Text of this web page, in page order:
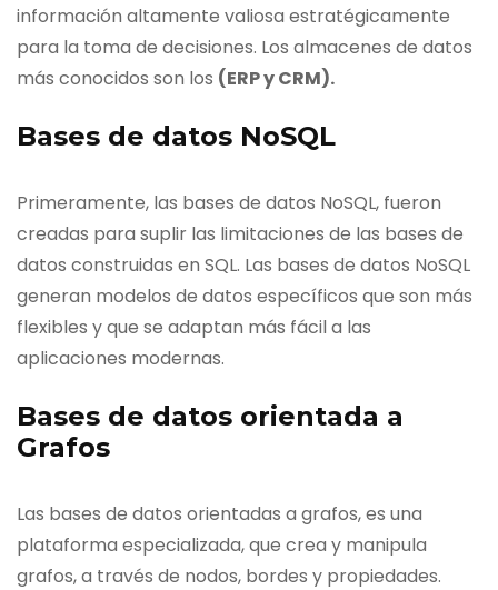
información altamente valiosa estratégicamente
para la toma de decisiones. Los almacenes de datos
más conocidos son los (ERP y CRM).
Bases de datos NoSQL
Primeramente, las bases de datos NoSQL, fueron
creadas para suplir las limitaciones de las bases de
datos construidas en SQL. Las bases de datos NoSQL
generan modelos de datos específicos que son más
flexibles y que se adaptan más fácil a las
aplicaciones modernas.
Bases de datos orientada a
Grafos
Las bases de datos orientadas a grafos, es una
plataforma especializada, que crea y manipula
grafos, a través de nodos, bordes y propiedades.